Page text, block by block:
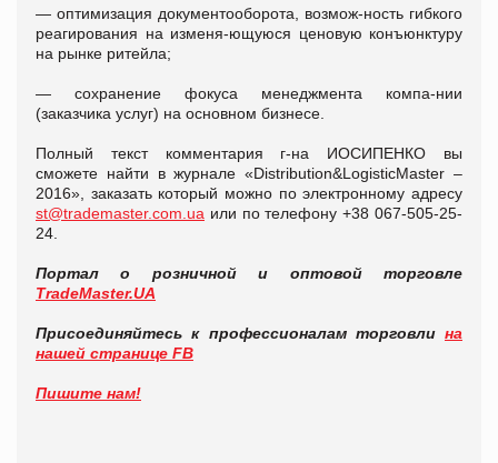
— оптимизация документооборота, возмож-ность гибкого
реагирования на изменя-ющуюся ценовую конъюнктуру
на рынке ритейла;
— сохранение фокуса менеджмента компа-нии
(заказчика услуг) на основном бизнесе.
Полный текст комментария г-на ИОСИПЕНКО вы
сможете найти в журнале «Distribution&LogisticMaster –
2016», заказать который можно по электронному адресу
st@trademaster.com.ua или по телефону +38 067-505-25-
24.
Портал о розничной и оптовой торговле
TradeMaster.UA
Присоединяйтесь к профессионалам торговли на
нашей странице FB
Пишите нам!